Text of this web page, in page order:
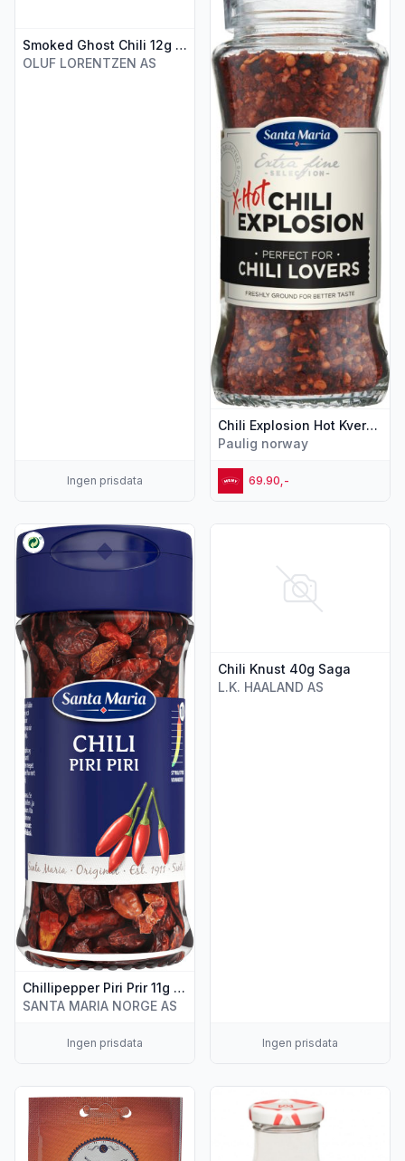
Smoked Ghost Chili 12g Chili Klaus
OLUF LORENTZEN AS
Ingen prisdata
Chili Explosion Hot Kvern 67g St.Maria
Paulig norway
69.90,-
Chillipepper Piri Prir 11g St.Maria
SANTA MARIA NORGE AS
Ingen prisdata
Vis flere detaljer for produktet "Chillipepper Piri Prir 11g
Chili Knust 40g Saga
L.K. HAALAND AS
Ingen prisdata
Vis flere detaljer for produktet "Chili Dip 12g Chili Klaus"
Vis flere detaljer for